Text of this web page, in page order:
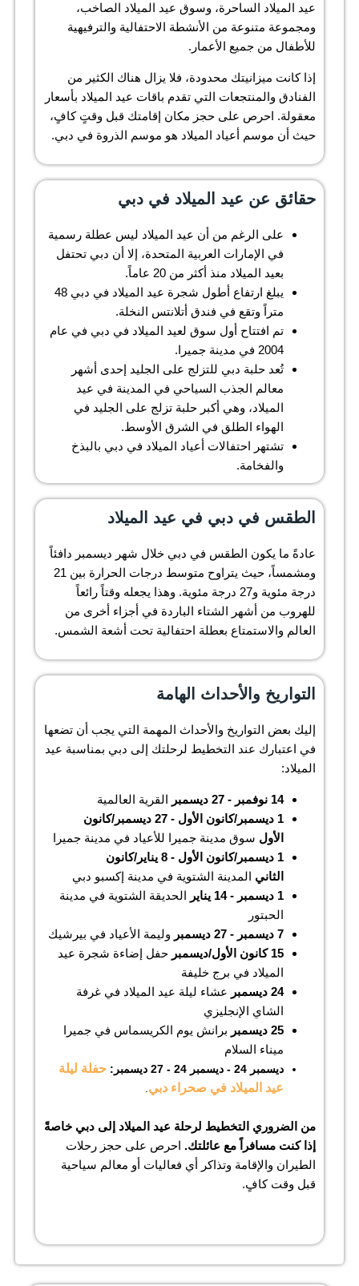
عيد الميلاد الساحرة، وسوق عيد الميلاد الصاخب،
ومجموعة متنوعة من الأنشطة الاحتفالية والترفيهية
للأطفال من جميع الأعمار.
إذا كانت ميزانيتك محدودة، فلا يزال هناك الكثير من
الفنادق والمنتجعات التي تقدم باقات عيد الميلاد بأسعار
معقولة. احرص على حجز مكان إقامتك قبل وقتٍ كافٍ،
حيث أن موسم أعياد الميلاد هو موسم الذروة في دبي.
حقائق عن عيد الميلاد في دبي
على الرغم من أن عيد الميلاد ليس عطلة رسمية
في الإمارات العربية المتحدة، إلا أن دبي تحتفل
بعيد الميلاد منذ أكثر من 20 عاماً.
يبلغ ارتفاع أطول شجرة عيد الميلاد في دبي 48
متراً وتقع في فندق أتلانتس النخلة.
تم افتتاح أول سوق لعيد الميلاد في دبي في عام
2004 في مدينة جميرا.
تُعد حلبة دبي للتزلج على الجليد إحدى أشهر
معالم الجذب السياحي في المدينة في عيد
الميلاد، وهي أكبر حلبة تزلج على الجليد في
الهواء الطلق في الشرق الأوسط.
تشتهر احتفالات أعياد الميلاد في دبي بالبذخ
والفخامة.
الطقس في دبي في عيد الميلاد
عادةً ما يكون الطقس في دبي خلال شهر ديسمبر دافئاً
ومشمساً، حيث يتراوح متوسط درجات الحرارة بين 21
درجة مئوية و27 درجة مئوية. وهذا يجعله وقتاً رائعاً
للهروب من أشهر الشتاء الباردة في أجزاء أخرى من
العالم والاستمتاع بعطلة احتفالية تحت أشعة الشمس.
التواريخ والأحداث الهامة
إليك بعض التواريخ والأحداث المهمة التي يجب أن تضعها
في اعتبارك عند التخطيط لرحلتك إلى دبي بمناسبة عيد
الميلاد:
14 نوفمبر - 27 ديسمبر
القرية العالمية
1 ديسمبر/كانون الأول - 27 ديسمبر/كانون
الأول سوق مدينة جميرا للأعياد في مدينة جميرا
1 ديسمبر/كانون الأول - 8 يناير/كانون
الثاني المدينة الشتوية في مدينة إكسبو دبي
1 ديسمبر - 14 يناير
الحديقة الشتوية في مدينة
الحبتور
7 ديسمبر - 27 ديسمبر
وليمة الأعياد في بيرشيك
15 كانون الأول/ديسمبر
حفل إضاءة شجرة عيد
الميلاد في برج خليفة
24 ديسمبر
عشاء ليلة عيد الميلاد في غرفة
الشاي الإنجليزي
25 ديسمبر
برانش يوم الكريسماس في جميرا
ميناء السلام
ديسمبر 24 - ديسمبر 24 - 27 ديسمبر : حفلة ليلة
عيد الميلاد في صحراء دبي
من الضروري التخطيط لرحلة عيد الميلاد إلى دبي خاصةً
إذا كنت مسافراً مع عائلتك. احرص على حجز رحلات
الطيران والإقامة وتذاكر أي فعاليات أو معالم سياحية
قبل وقت كافٍ.